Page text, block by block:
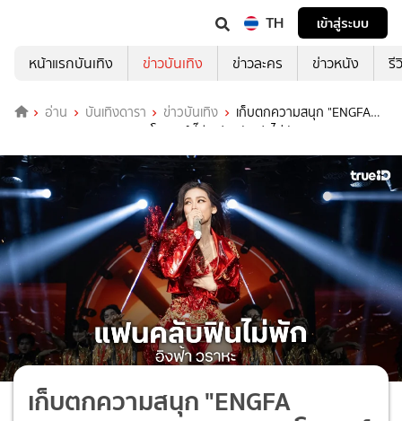
TH
เข้าสู่ระบบ
หน้าแรกบันเทิง
ข่าวบันเทิง ข่าวละคร ข่าวหนัง รี
อ่าน บันเทิงดารา ข่าวบันเทิง
เก็บตกความสนุก "ENGFA
LEGACY MAHACHON 3" โมเมนต์ดี๊ดี แฟนคลับฟินไม่พัก
เก็บตกความสนุก "ENGFA